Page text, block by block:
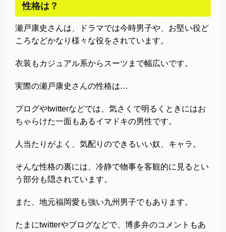
性格は？
瀬戸康史さんは、ドラマでは今時男子や、お堅い役ど
ころなどかなり様々な役をされています。
衣装もカジュアル系からスーツまで幅広いです。
実際の瀬戸康史さんの性格は…
ブログやtwitterなどでは、気さくで明るくときにはお
ちゃらけた一面もあるイマドキの男性です。
人当たりがよく、気配りのできるいい奴、キャラ。
そんな性格の裏には、冷静で物事を客観的に見るとい
う部分も隠されています。
また、地元福岡愛も強い九州男子でもあります。
たまにtwitterやブログなどで、博多弁のコメントもあ